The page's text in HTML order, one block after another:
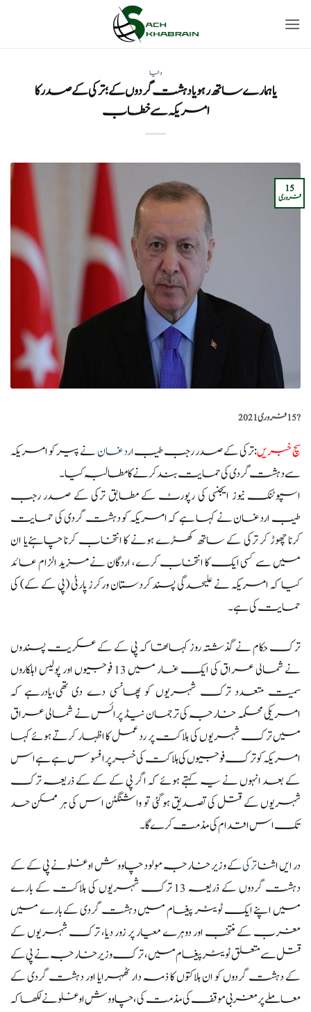
دنیا
یا ہمارے ساتھ رہو یا دہشت گردوں کے؛ترکی کے صدر کا
امریکہ سے خطاب
15
فروری
?️15 فروری 2021
سچ خبریں:ترکی کے صدر رجب طیباردغاننے پیر کو امریکہ
سے دہشت گردی کی حمایت بند کرنے کا مطالبہ کیا۔
اسپوٹنک نیوز ایجنسی کی رپورٹ کے مطابق ترکی کے صدر رجب
طیب اردغان نے کہا ہے کہ امریکہ کو دہشت گردی کی حمایت
کرنا چھوڑ کر ترکی کے ساتھ کھڑے ہونے کا انتخاب کرنا چاہئےیا ان
میں سے کسی ایک کا انتخاب کرے، اردگان نے مزید الزام عائد
کیا کہ امریکہ نے علیحدگی پسند کردستان ورکرز پارٹی (پی کے کے) کی
حمایت کی ہے۔
ترک حکام نے گذشتہ روز کہاتھا کہ پی کے کے عسکریت پسندوں
نے شمالی عراق کی ایک غار میں 13 فوجیوں اور پولیس اہلکاروں
سمیت متعدد ترک شہریوں کو پھانسی دے دی تھی،یادرہے کہ
امریکی محکمہ خارجہ کی ترجمان نیڈ پرائس نے شمالی عراق
میں ترک شہریوں کی ہلاکت پر رد عمل کا اظہار کرتے ہوئے کہا
امریکہ کو ترک فوجیوں کی ہلاکت کی خبر پر افسوس ہے ہے اس
کے بعد انہوں نے یہ کہتے ہوئے کہ اگر پی کے کے کے ذریعہ ترک
شہریوں کے قتل کی تصدیق ہوگئی تو واشنگٹن اس کی ہر ممکن حد
تک اس اقدام کی مذمت کرے گا۔
در ایں اثناترکیکے وزیر خارجہ مولود چاووش اوغلو نے پی کے کے
دہشت گردوں کے ذریعہ 13 ترک شہریوں کی ہلاکت کے بارے
میں اپنے ایک ٹویٹر پیغام میں دہشت گردی کے بارے میں
مغرب کے منتخب اور دوہرے معیار پر زور دیا، ترک شہریوں کے
قتل سے متعلق ٹویٹر پیغام میں ، ترک وزیر خارجہ نے پی کے
کے دہشت گردوں کو ان ہلاکتوں کا ذمہ دار ٹھہرایا اور دہشت گردی کے
معاملے پر مغربی موقف کی مذمت کی، چاووش اوغلو نے لکھاکہ